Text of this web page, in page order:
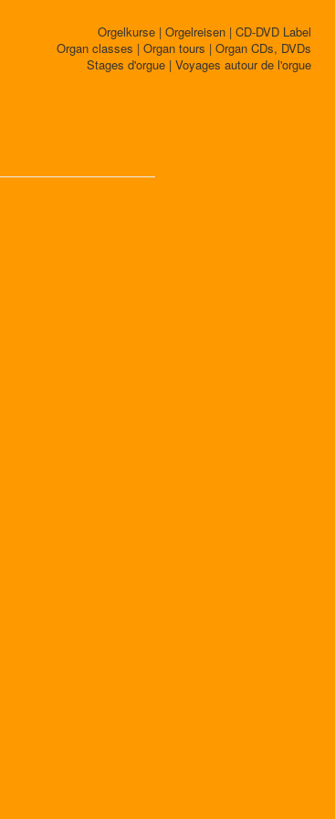
Orgelkurse | Orgelreisen | CD-DVD Label
Organ classes | Organ tours | Organ CDs, DVDs
Stages d'orgue | Voyages autour de l'orgue